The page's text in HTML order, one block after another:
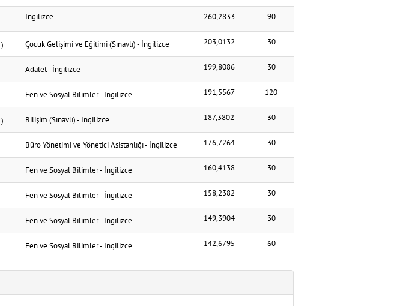
İngilizce 260,2833 90
) Çocuk Gelişimi ve Eğitimi (Sınavlı)- İngilizce 203,0132 30
Adalet- İngilizce 199,8086 30
Fen ve Sosyal Bilimler- İngilizce 191,5567 120
) Bilişim (Sınavlı)- İngilizce 187,3802 30
Büro Yönetimi ve Yönetici Asistanlığı- İngilizce 176,7264 30
Fen ve Sosyal Bilimler- İngilizce 160,4138 30
Fen ve Sosyal Bilimler- İngilizce 158,2382 30
Fen ve Sosyal Bilimler- İngilizce 149,3904 30
Fen ve Sosyal Bilimler- İngilizce 142,6795 60